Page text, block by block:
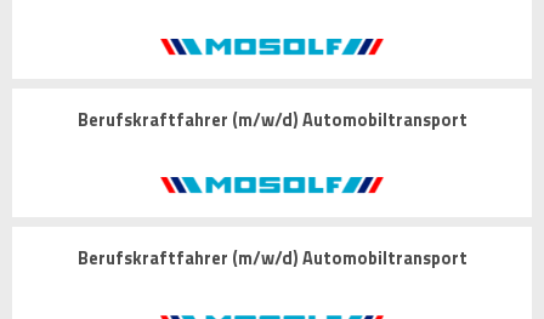
Berufskraftfahrer (m/w/d) Automobiltransport
Berufskraftfahrer (m/w/d) Automobiltransport